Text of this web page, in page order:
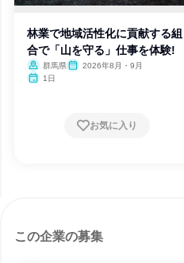
林業で地域活性化に貢献する組
合で「山を守る」仕事を体験!
群馬県
2026年8月・9月
1日
お気に入り
この企業の募集